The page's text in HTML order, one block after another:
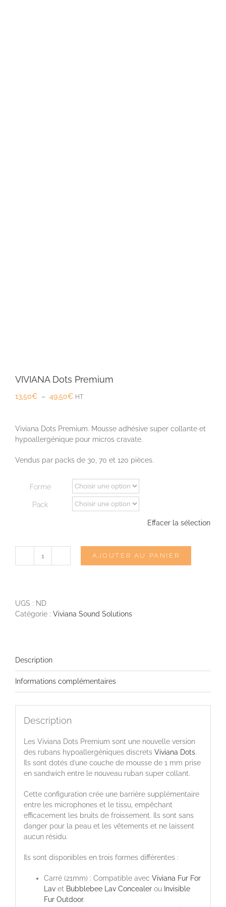
VIVIANA Dots Premium
13,50€ – 49,50€Plage
13,50€
à
HT
Viviana Dots Premium. Mousse adhésive super collante et
hypoallergénique pour micros cravate.
Vendus par packs de 30, 70 et 120 pièces.
Forme
Pack
Effacer la sélection
quantité
Premium
AJOUTER AU PANIER
UGS : ND
Catégorie : Viviana Sound Solutions
Description
Informations complémentaires
Description
Les Viviana Dots Premium sont une nouvelle version
des rubans hypoallergéniques discrets Viviana Dots.
Ils sont dotés d’une couche de mousse de 1 mm prise
en sandwich entre le nouveau ruban super collant.
Cette configuration crée une barrière supplémentaire
entre les microphones et le tissu, empêchant
efficacement les bruits de froissement. Ils sont sans
danger pour la peau et les vêtements et ne laissent
aucun résidu.
Ils sont disponibles en trois formes différentes :
Carré (21mm) : Compatible avec Viviana Fur For
Lavet Bubblebee Lav Concealerou Invisible
Fur Outdoor.